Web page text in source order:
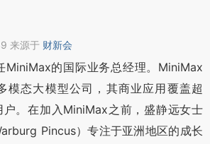
来源于 财新会
的国际业务总经理。MiniMax
模态大模型公司，其商业应用覆盖超
。在加入MiniMax之前，盛静远女士
Pincus）专注于亚洲地区的成长